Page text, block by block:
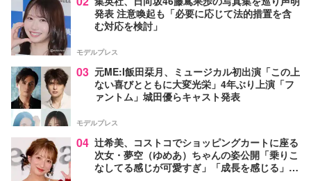
発表 注意喚起も「必要に応じて法的措置を含
む対応を検討」
モデルプレス
03 元ME:I飯田栞月、ミュージカル初出演「この上
ない喜びとともに大変光栄」4年ぶり上演「フ
ァントム」城田優らキャスト発表
モデルプレス
04 辻希美、コストコでショッピングカートに座る
次女・夢空（ゆめあ）ちゃんの姿公開「乗りこ
なしてる感じが可愛すぎ」「成長を感じる」の